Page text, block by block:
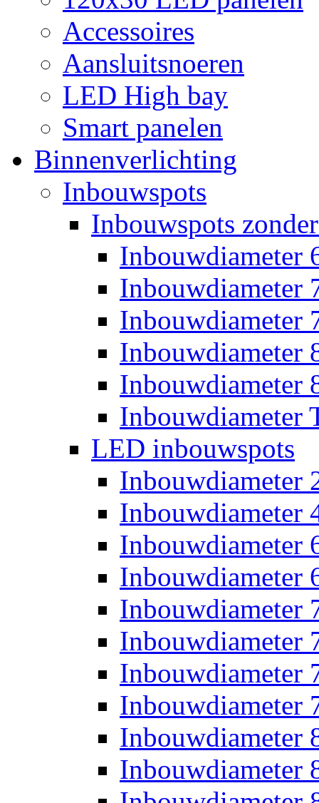
Accessoires
Aansluitsnoeren
LED High bay
Smart panelen
Binnenverlichting
Inbouwspots
Inbouwspots
Inbouwdiameter
Inbouwdiameter
Inbouwdiameter
Inbouwdiameter
Inbouwdiameter
Inbouwdiameter
LED inbouwspots
Inbouwdiameter
Inbouwdiameter
Inbouwdiameter
Inbouwdiameter
Inbouwdiameter
Inbouwdiameter
Inbouwdiameter
Inbouwdiameter
Inbouwdiameter
Inbouwdiameter